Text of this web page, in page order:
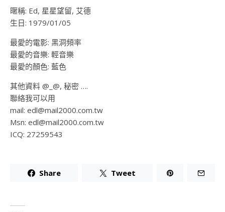
暱稱: Ed, 星星望留, 艾德
生日: 1979/01/05
最愛的電影: 黑洞頻率
最愛的音樂: 輕音樂
最愛的顏色: 藍色
其他資料 @_@, 秘密 ….
聯絡我可以用
mail: edl@mail2000.com.tw
Msn: edl@mail2000.com.tw
ICQ: 27259543
Share Tweet